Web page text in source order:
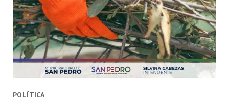
POLÍTICA